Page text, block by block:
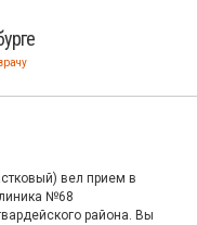
вел прием в
№68
района. Вы